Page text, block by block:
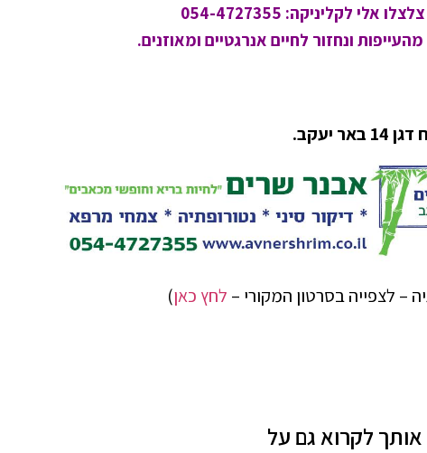
אלי לקליניקה: 054-4727355
ונחזור לחיים אנרגטיים ומאוזנים.
יעקב.
– לצפייה בסרטון המקורי – לחץ כאן)
אותך לקרוא גם על